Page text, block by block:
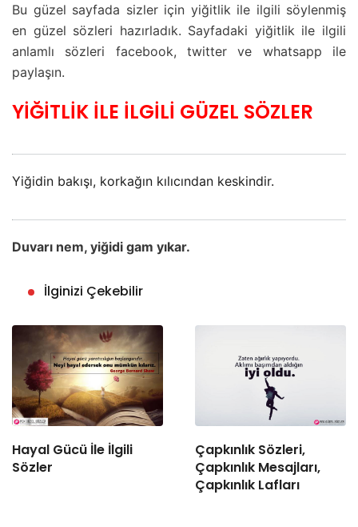
Bu güzel sayfada sizler için yiğitlik ile ilgili söylenmiş
en güzel sözleri hazırladık. Sayfadaki yiğitlik ile ilgili
anlamlı sözleri facebook, twitter ve whatsapp ile
paylaşın.
YİĞİTLİK İLE İLGİLİ GÜZEL SÖZLER
Yiğidin bakışı, korkağın kılıcından keskindir.
Duvarı nem, yiğidi gam yıkar.
İlginizi Çekebilir
Hayal Gücü İle İlgili
Sözler
Çapkınlık Sözleri,
Çapkınlık Mesajları,
Çapkınlık Lafları